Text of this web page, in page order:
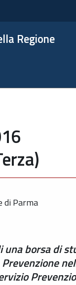
Regione
di Parma
borsa di